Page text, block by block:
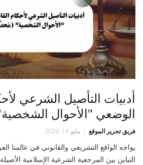
أدبيات التأصيل الشرعي
الوضعي "الأحوال
فريق تحرير الموقع مايو 19, 2026
يواجه الواقع التشريعي والقانوني في عالمنا
التباين بين المرجعية الشرعية الإسلامية